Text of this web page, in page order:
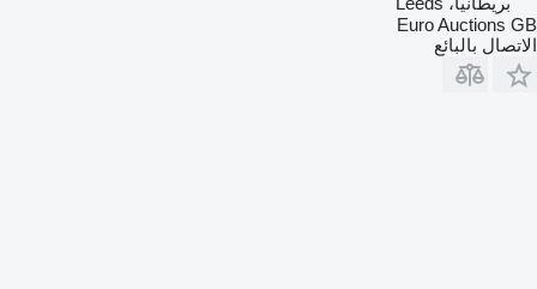
Euro Auctions GB
الاتصال بالبائع